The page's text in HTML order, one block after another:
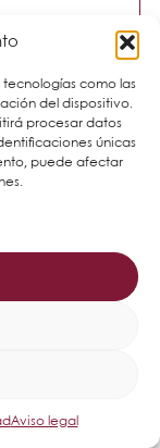
tecnologías como las
del dispositivo.
procesar datos
únicas
puede afectar
Aviso legal